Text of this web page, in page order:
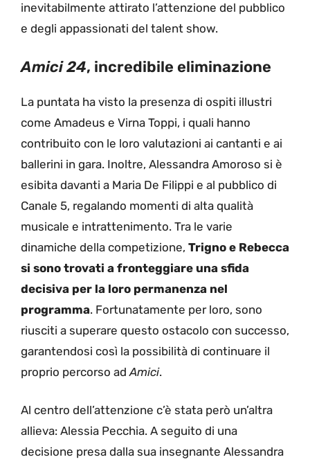
inevitabilmente attirato l’attenzione del pubblico
e degli appassionati del talent show.
Amici 24, incredibile eliminazione
La puntata ha visto la presenza di ospiti illustri
come Amadeus e Virna Toppi, i quali hanno
contribuito con le loro valutazioni ai cantanti e ai
ballerini in gara. Inoltre, Alessandra Amoroso si è
esibita davanti a Maria De Filippi e al pubblico di
Canale 5, regalando momenti di alta qualità
musicale e intrattenimento. Tra le varie
dinamiche della competizione, Trigno e Rebecca
si sono trovati a fronteggiare una sfida
decisiva per la loro permanenza nel
programma. Fortunatamente per loro, sono
riusciti a superare questo ostacolo con successo,
garantendosi così la possibilità di continuare il
proprio percorso ad Amici.
Al centro dell’attenzione c’è stata però un’altra
allieva: Alessia Pecchia. A seguito di una
decisione presa dalla sua insegnante Alessandra